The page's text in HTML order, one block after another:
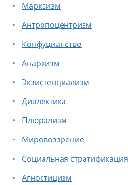
Марксизм
Антропоцентризм
Конфуцианство
Анархизм
Экзистенциализм
Диалектика
Плюрализм
Мировоззрение
Социальная стратификация
Агностицизм